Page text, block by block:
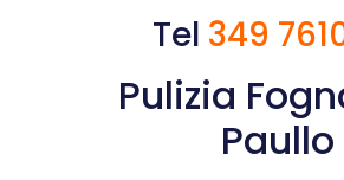
Tel 349
Pulizia
Paullo